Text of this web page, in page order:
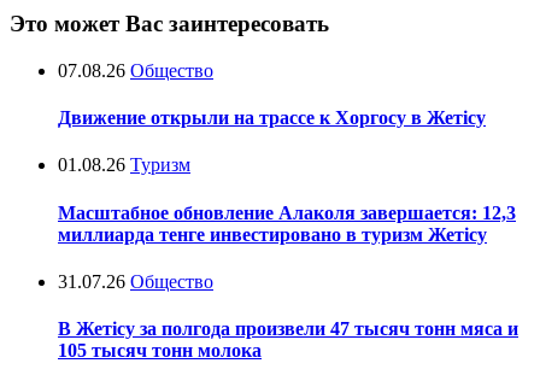
Это может Вас заинтересовать
07.08.26 Общество
Движение открыли на трассе к Хоргосу в Жетісу
01.08.26 Туризм
Масштабное обновление Алаколя завершается: 12,3
миллиарда тенге инвестировано в туризм Жетісу
31.07.26 Общество
В Жетісу за полгода произвели 47 тысяч тонн мяса и
105 тысяч тонн молока